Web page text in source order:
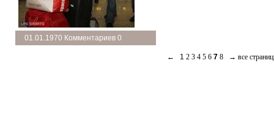
01.01.1970 Комментариев 0
← 1 2 3 4 5 6 7 8 → все